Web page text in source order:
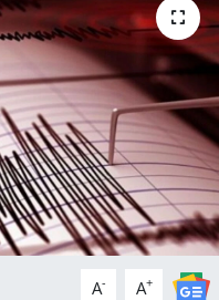
A- A+